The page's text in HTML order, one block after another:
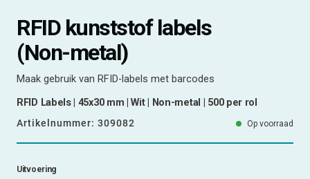
RFID kunststof labels
(Non-metal)
Maak gebruik van RFID-labels met barcodes
RFID Labels | 45x30 mm | Wit | Non-metal | 500 per rol
Artikelnummer: 309082 Op voorraad
Uitvoering